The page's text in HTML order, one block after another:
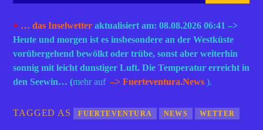
+ … das Inselwetter aktualisiert am: 08.08.2026 06:41 –>
Heute und morgen ist es insbesondere an der Westküste
vorübergehend bewölkt oder trübe, sonst aber weiterhin
sonnig mit leicht dunstiger Luft. Die Temperatur erreicht in
den Seewin… (mehr auf –> Fuerteventura.News).
TAGGED AS FUERTEVENTURA NEWS WETTER